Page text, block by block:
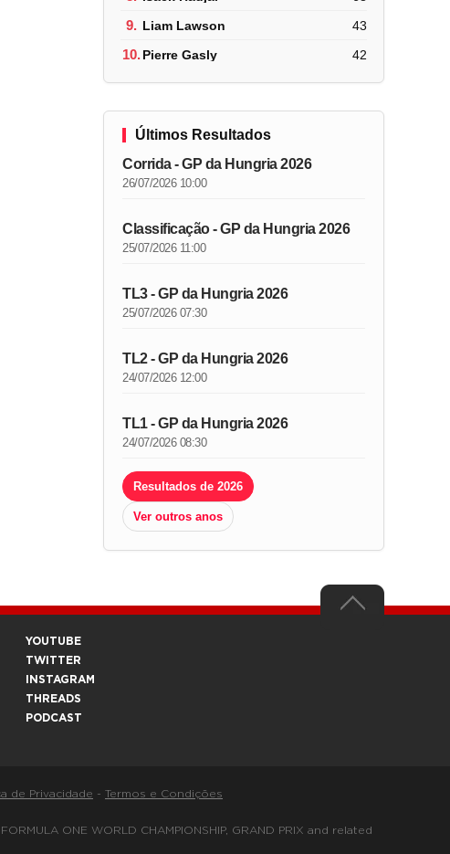
9. Liam Lawson 43
10.Pierre Gasly 42
Últimos Resultados
Corrida - GP da Hungria 2026
26/07/2026 10:00
Classificação - GP da Hungria 2026
25/07/2026 11:00
TL3 - GP da Hungria 2026
25/07/2026 07:30
TL2 - GP da Hungria 2026
24/07/2026 12:00
TL1 - GP da Hungria 2026
24/07/2026 08:30
Resultados de 2026
Ver outros anos
YOUTUBE
TWITTER
INSTAGRAM
THREADS
PODCAST
de Privacidade - Termos e Condições
ONE WORLD CHAMPIONSHIP, GRAND PRIX and related